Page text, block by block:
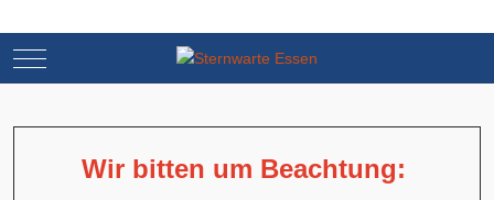
Mobile Menu Toggle
Wir bitten um Beachtung: